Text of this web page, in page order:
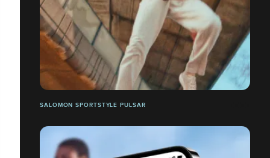
SALOMON SPORTSTYLE PULSAR